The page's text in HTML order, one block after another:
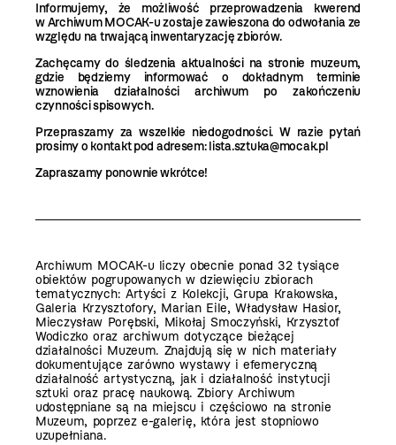
Informujemy, że możliwość przeprowadzenia kwerend
w Archiwum MOCAK-u zostaje zawieszona do odwołania ze
względu na trwającą inwentaryzację zbiorów.
Zachęcamy do śledzenia aktualności na stronie muzeum,
gdzie będziemy informować o dokładnym terminie
wznowienia działalności archiwum po zakończeniu
czynności spisowych.
Przepraszamy za wszelkie niedogodności. W razie pytań
prosimy o kontakt pod adresem:lista.sztuka@mocak.pl
Zapraszamy ponownie wkrótce!
Archiwum MOCAK-u liczy obecnie ponad 32 tysiące
obiektów pogrupowanych w dziewięciu zbiorach
tematycznych: Artyści z Kolekcji, Grupa Krakowska,
Galeria Krzysztofory, Marian Eile, Władysław Hasior,
Mieczysław Porębski, Mikołaj Smoczyński, Krzysztof
Wodiczko oraz archiwum dotyczące bieżącej
działalności Muzeum. Znajdują się w nich materiały
dokumentujące zarówno wystawy i efemeryczną
działalność artystyczną, jak i działalność instytucji
sztuki oraz pracę naukową. Zbiory Archiwum
udostępniane są na miejscu i częściowo na stronie
Muzeum, poprzez e-galerię, która jest stopniowo
uzupełniana.